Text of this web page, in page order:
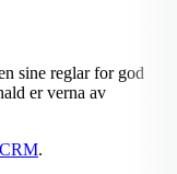
sine reglar for god
er verna av
.